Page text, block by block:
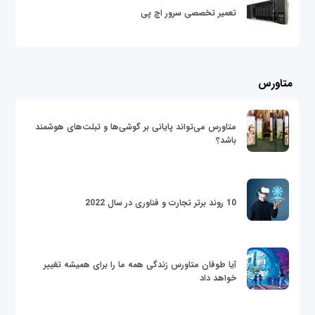
تعمیر تخصصی سرور اچ پی
متاورس
متاورس می‌تواند پایانی بر گوشی‌ها و تبلت‌های هوشمند
باشد؟
10 روند برتر تجارت و فناوری در سال 2022
آیا طوفان متاورس زندگی همه ما را برای همیشه تغییر
خواهد داد